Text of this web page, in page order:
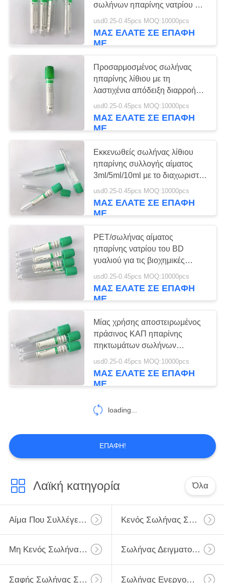
Σωλήνας
ενεργοποιητών
πηκτωμάτων και
θρόμβων
Υπέρ σωλήνας
πήξης
Σωλήνες PT
γλυκόζης
Σωλήνας ηπαρίνης
λίθιου
49
σωλήνων ηπαρίνης νατρίου μη
φιλικό
usd0.25-0.45pcs MOQ:10000pcs
ΜΑΣ ΕΛΆΤΕ ΣΕ ΕΠΑΦΉ
ΜΕ
Προσαρμοσμένος σωλήνας
ηπαρίνης λίθιου με τη
λαστιχένια απόδειξη διαρροής
πωμάτων
usd0.25-0.45pcs MOQ:10000pcs
ΜΑΣ ΕΛΆΤΕ ΣΕ ΕΠΑΦΉ
ΜΕ
Εκκενωθείς σωλήνας λίθιου
ηπαρίνης συλλογής αίματος
3ml/5ml/10ml με το διαχωριστή
πηκτωμάτων
usd0.25-0.45pcs MOQ:10000pcs
ΜΑΣ ΕΛΆΤΕ ΣΕ ΕΠΑΦΉ
ΜΕ
PET/σωλήνας αίματος
ηπαρίνης νατρίου του BD
γυαλιού για τις βιοχημικές
δοκιμές έκτακτης ανάγκης
usd0.25-0.45pcs MOQ:10000pcs
ΜΑΣ ΕΛΆΤΕ ΣΕ ΕΠΑΦΉ
ΜΕ
Μίας χρήσης αποστειρωμένος
πράσινος ΚΑΠ ηπαρίνης
πηκτωμάτων σωλήνων
ηπαρίνης λίθιου σωλήνας
αίματος νατρίου
usd0.25-0.45pcs MOQ:10000pcs
ΜΑΣ ΕΛΆΤΕ ΣΕ ΕΠΑΦΉ
ΜΕ
loading...
ΕΠΑΦΉ!
Λαϊκή κατηγορία Όλα
Αίμα Που Συλλέγει Το Σωλήνα Κενός Σωλήνας Συλλογής Αίματος
Μη Κενός Σωλήνας Συλλογής Αίματος Σωλήνας Δειγματοληψίας Ιών
Σαφής Σωλήνας Συλλογής Αίματος Σωλήνας Ενεργοποιητών Πηκτωμάτων Και Θρόμβων